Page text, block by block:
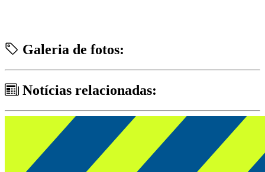
Galeria de fotos:
Notícias relacionadas: